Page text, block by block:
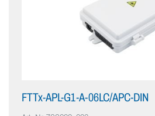
FTTx-APL-G1-A-06LC/APC-DIN